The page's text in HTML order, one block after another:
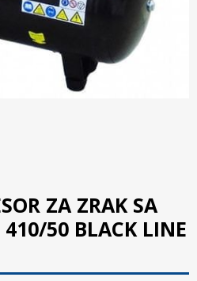
ZA ZRAK SA
410/50 BLACK LINE